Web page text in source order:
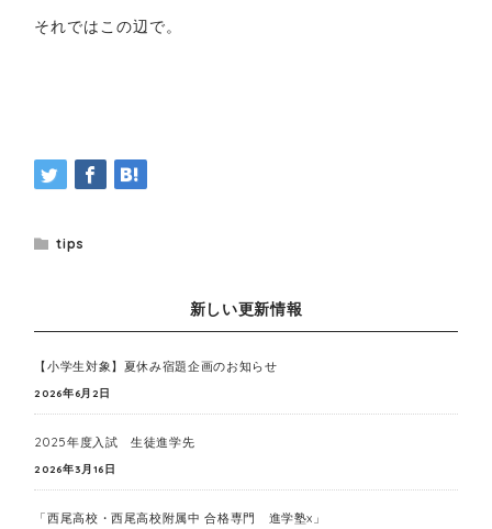
それではこの辺で。
tips
新しい更新情報
【小学生対象】夏休み宿題企画のお知らせ
2026年6月2日
2025年度入試 生徒進学先
2026年3月16日
「西尾高校・西尾高校附属中 合格専門 進学塾x」